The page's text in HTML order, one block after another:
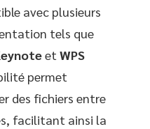
avec plusieurs
tels que
et WPS
permet
des fichiers entre
facilitant ainsi la